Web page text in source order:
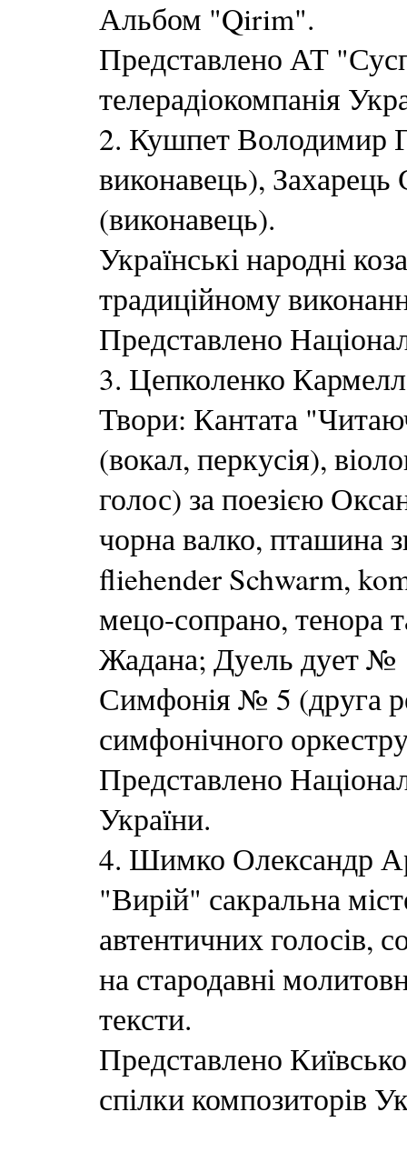
Альбом "Qirim".
Представлено АТ
телерадіокомпанія
2. Кушпет Володимир
виконавець),
(виконавець).
Українські народні
традиційному
Представлено
3. Цепколенко
Твори: Кантата
(вокал, перкусія),
голос) за поезією
чорна валко, пташина
fliehender Schwarm,
мецо-сопрано, тенора
Жадана; Дуель дует №
Симфонія № 5 (друга
симфонічного
Представлено
України.
4. Шимко Олександр
"Вирій" сакральна
автентичних голосів,
на стародавні
тексти.
Представлено
спілки композиторів